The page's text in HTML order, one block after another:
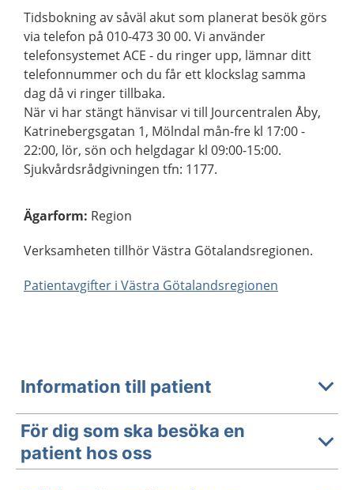
Tidsbokning av såväl akut som planerat besök görs
via telefon på 010-473 30 00. Vi använder
telefonsystemet ACE - du ringer upp, lämnar ditt
telefonnummer och du får ett klockslag samma
dag då vi ringer tillbaka.
När vi har stängt hänvisar vi till Jourcentralen Åby,
Katrinebergsgatan 1, Mölndal mån-fre kl 17:00 -
22:00, lör, sön och helgdagar kl 09:00-15:00.
Sjukvårdsrådgivningen tfn: 1177.
Ägarform: Region
Verksamheten tillhör Västra Götalandsregionen.
Patientavgifter i Västra Götalandsregionen
Information till patient
För dig som ska besöka en
patient hos oss